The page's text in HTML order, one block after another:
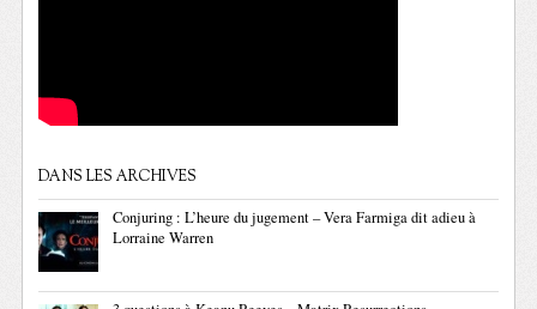
DANS LES ARCHIVES
Conjuring : L’heure du jugement – Vera Farmiga dit adieu à
Lorraine Warren